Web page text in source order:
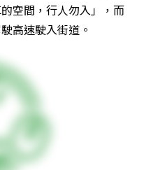
空間，行人勿入」，而
高速駛入街道。